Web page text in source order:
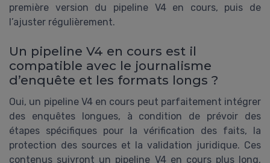
première version du pipeline V4 en cours, puis de
l’ajuster régulièrement.
Un pipeline V4 en cours est il
compatible avec le journalisme
d’enquête et les formats longs ?
Oui, un pipeline V4 en cours peut parfaitement intégrer
des enquêtes longues, à condition de prévoir des
étapes spécifiques pour la vérification des faits, la
protection des sources et la validation juridique. Ces
contenus suivront un pipeline V4 en cours plus long,